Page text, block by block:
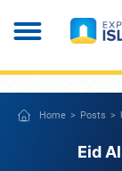
Home Posts
Eid